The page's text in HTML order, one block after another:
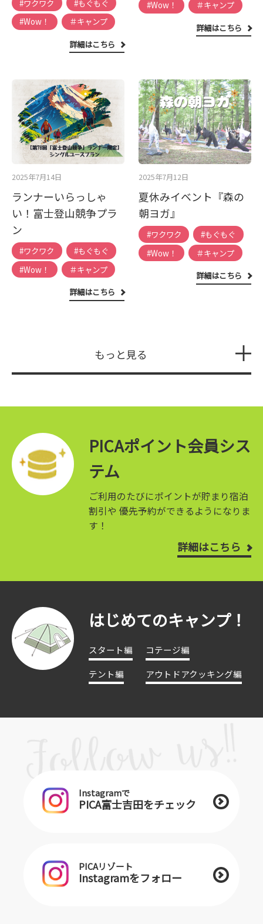
#ワクワク
#もぐもぐ
#Wow！
＃キャンプ
詳細はこちら
#Wow！
＃キャンプ
詳細はこちら
2025年7月14日
ランナーいらっしゃ
い！富士登山競争プラ
ン
#ワクワク
#もぐもぐ
#Wow！
＃キャンプ
詳細はこちら
2025年7月12日
夏休みイベント『森の
朝ヨガ』
#ワクワク
#もぐもぐ
#Wow！
＃キャンプ
詳細はこちら
もっと見る
PICAポイント会員シス
テム
ご利用のたびにポイントが貯まり宿泊
割引や 優先予約ができるようになりま
す！
詳細はこちら
はじめてのキャンプ！
スタート編
コテージ編
テント編
アウトドアクッキング編
Instagramで
PICA富士吉田をチェック
PICAリゾート
Instagramをフォロー